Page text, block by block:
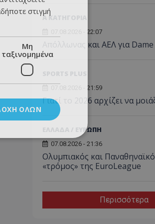
Α ΚΑΤΗΓΟΡΙΑ
07.08.2026 - 22:07
Απόλλωνας και ΑΕΛ για
07.08.2026 - 21:59
Γιατί το 2026 αρχίζει να
ΕΛΛΑΔΑ / ΕΥΡΩΠΗ
07.08.2026 - 21:36
Ολυμπιακός και
«τρόμος» της EuroLeague
Περισσότερα
στιγμή
Μη
ταξινομημένα
ΌΛΩΝ